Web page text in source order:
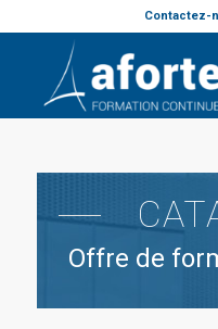
Contactez-
Offre de